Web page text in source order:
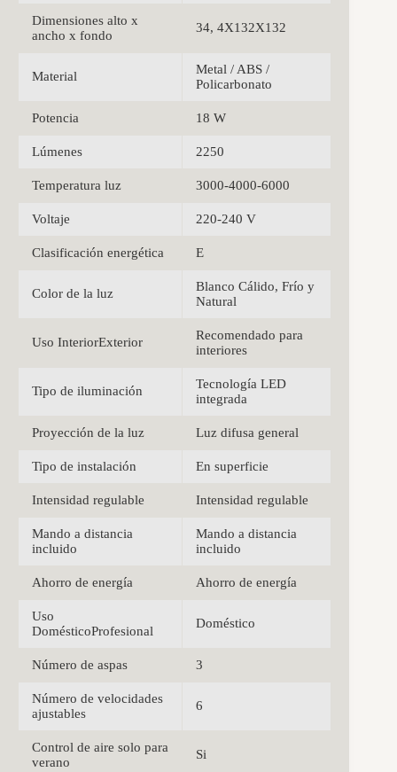
Dimensiones alto x
ancho x fondo
34, 4X132X132
Material
Metal / ABS /
Policarbonato
Potencia 18 W
Lúmenes 2250
Temperatura luz 3000-4000-6000
Voltaje 220-240 V
Clasificación energética E
Color de la luz
Blanco Cálido, Frío y
Natural
Uso InteriorExterior
Recomendado para
interiores
Tipo de iluminación
Tecnología LED
integrada
Proyección de la luz Luz difusa general
Tipo de instalación En superficie
Intensidad regulable Intensidad regulable
Mando a distancia
incluido
Mando a distancia
incluido
Ahorro de energía Ahorro de energía
Uso
DomésticoProfesional
Doméstico
Número de aspas 3
Número de velocidades
ajustables
6
Control de aire solo para
verano
Si